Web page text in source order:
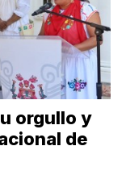
orgullo y
de